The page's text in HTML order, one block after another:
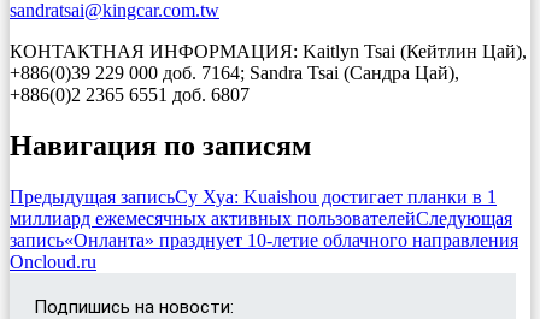
sandratsai@kingcar.com.tw
КОНТАКТНАЯ ИНФОРМАЦИЯ: Kaitlyn Tsai (Кейтлин Цай),
+886(0)39 229 000 доб. 7164; Sandra Tsai (Сандра Цай),
+886(0)2 2365 6551 доб. 6807
Навигация по записям
Предыдущая записьСу Хуа: Kuaishou достигает планки в 1
миллиард ежемесячных активных пользователейСледующая
запись«Онланта» празднует 10-летие облачного направления
Onсloud.ru
Подпишись на новости: